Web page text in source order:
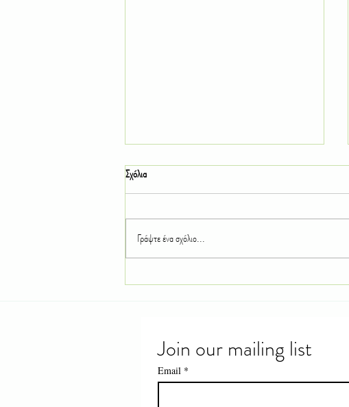
Καλλιεργώντας πιπεριές στο σπίτι: Από τον
Σχόλια
Γράψτε ένα σχόλιο...
Join our mailing list
Email *